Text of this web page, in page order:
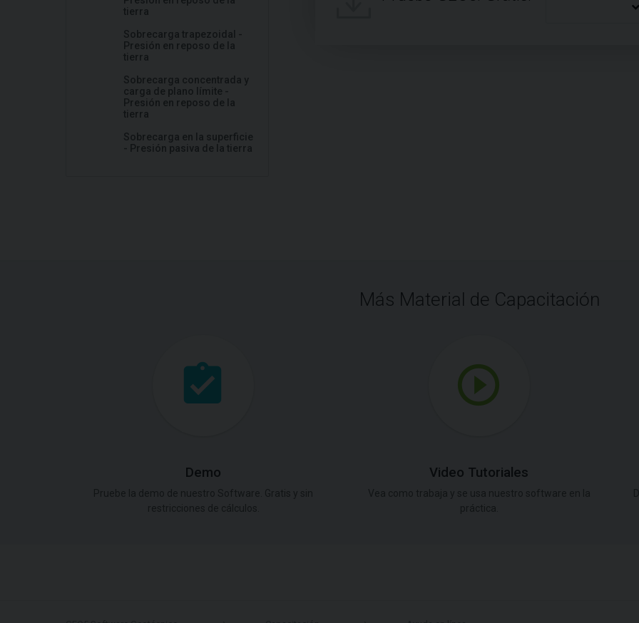
tierra
Sobrecarga trapezoidal -
Presión en reposo de la
tierra
Sobrecarga concentrada y
carga de plano límite -
Presión en reposo de la
tierra
Sobrecarga en la superficie
- Presión pasiva de la tierra
Más Material de Capacitación
Demo Video Tutoriales